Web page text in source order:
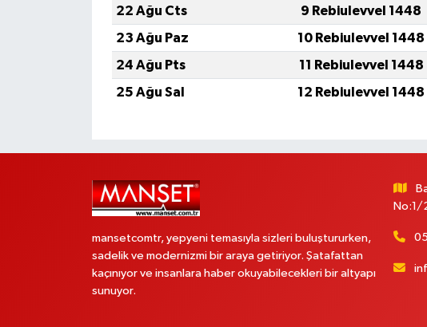
22 Ağu Cts
9 Rebiulevvel 1448
23 Ağu Paz
10 Rebiulevvel 1448
24 Ağu Pts
11 Rebiulevvel 1448
25 Ağu Sal
12 Rebiulevvel 1448
mansetcomtr, yepyeni temasıyla sizleri buluştururken,
sadelik ve modernizmi bir araya getiriyor. Şatafattan
kaçınıyor ve insanlara haber okuyabilecekleri bir altyapı
sunuyor.
No:1/